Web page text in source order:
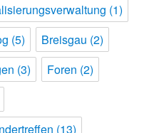
(1)
(5) Breisgau (2)
(3) Foren (2)
(13)